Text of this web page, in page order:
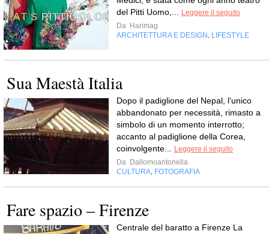
del Pitti Uomo,...
Leggere il seguito
Da Harimag
ARCHITETTURA E DESIGN
LIFESTYLE
Sua Maestà Italia
Dopo il padiglione del Nepal, l’unico
abbandonato per necessità, rimasto a
simbolo di un momento interrotto;
accanto al padiglione della Corea,
coinvolgente...
Leggere il seguito
Da Dallomoantonella
CULTURA FOTOGRAFIA
Fare spazio – Firenze
Centrale del baratto a Firenze La